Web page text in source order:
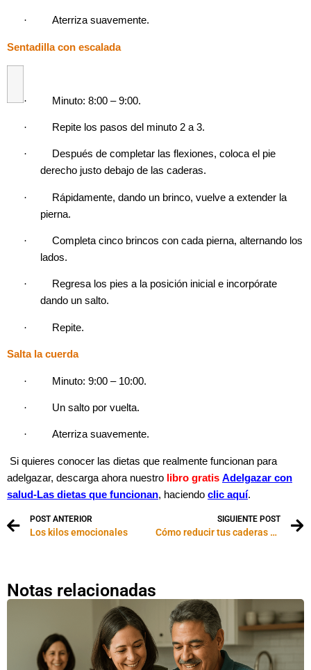
· Aterriza suavemente.
Sentadilla con escalada
· Minuto: 8:00 – 9:00.
· Repite los pasos del minuto 2 a 3.
·
Después de completar las flexiones, coloca el pie
derecho justo debajo de las caderas.
·
Rápidamente, dando un brinco, vuelve a extender la
pierna.
·
Completa cinco brincos con cada pierna, alternando los
lados.
·
Regresa los pies a la posición inicial e incorpórate
dando un salto.
· Repite.
Salta la cuerda
· Minuto: 9:00 – 10:00.
· Un salto por vuelta.
· Aterriza suavemente.
Si quieres conocer las dietas que realmente funcionan para
adelgazar, descarga ahora nuestro libro gratis Adelgazar con
salud-Las dietas que funcionan, haciendo clic aquí.
POST ANTERIOR
Los kilos emocionales
SIGUIENTE POST
Cómo reducir tus caderas en 10 minutos
Notas relacionadas